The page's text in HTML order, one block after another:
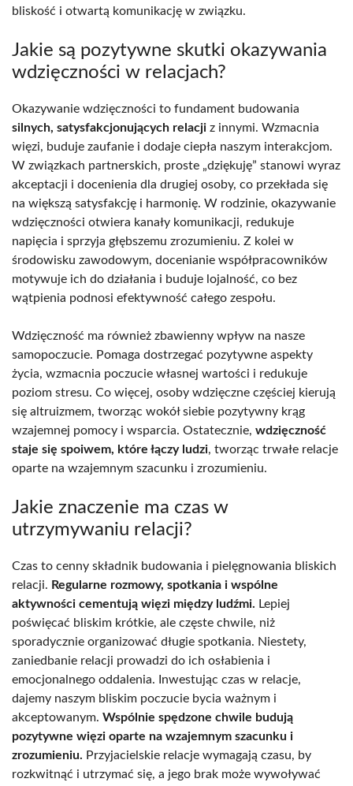
bliskość i otwartą komunikację w związku.
Jakie są pozytywne skutki okazywania
wdzięczności w relacjach?
Okazywanie wdzięczności to fundament budowania
silnych, satysfakcjonujących relacji z innymi. Wzmacnia
więzi, buduje zaufanie i dodaje ciepła naszym interakcjom.
W związkach partnerskich, proste „dziękuję” stanowi wyraz
akceptacji i docenienia dla drugiej osoby, co przekłada się
na większą satysfakcję i harmonię. W rodzinie, okazywanie
wdzięczności otwiera kanały komunikacji, redukuje
napięcia i sprzyja głębszemu zrozumieniu. Z kolei w
środowisku zawodowym, docenianie współpracowników
motywuje ich do działania i buduje lojalność, co bez
wątpienia podnosi efektywność całego zespołu.
Wdzięczność ma również zbawienny wpływ na nasze
samopoczucie. Pomaga dostrzegać pozytywne aspekty
życia, wzmacnia poczucie własnej wartości i redukuje
poziom stresu. Co więcej, osoby wdzięczne częściej kierują
się altruizmem, tworząc wokół siebie pozytywny krąg
wzajemnej pomocy i wsparcia. Ostatecznie, wdzięczność
staje się spoiwem, które łączy ludzi, tworząc trwałe relacje
oparte na wzajemnym szacunku i zrozumieniu.
Jakie znaczenie ma czas w
utrzymywaniu relacji?
Czas to cenny składnik budowania i pielęgnowania bliskich
relacji. Regularne rozmowy, spotkania i wspólne
aktywności cementują więzi między ludźmi. Lepiej
poświęcać bliskim krótkie, ale częste chwile, niż
sporadycznie organizować długie spotkania. Niestety,
zaniedbanie relacji prowadzi do ich osłabienia i
emocjonalnego oddalenia. Inwestując czas w relacje,
dajemy naszym bliskim poczucie bycia ważnym i
akceptowanym. Wspólnie spędzone chwile budują
pozytywne więzi oparte na wzajemnym szacunku i
zrozumieniu. Przyjacielskie relacje wymagają czasu, by
rozkwitnąć i utrzymać się, a jego brak może wywoływać